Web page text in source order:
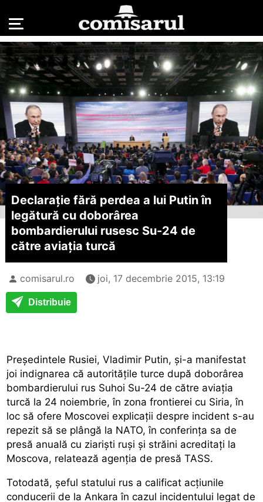
Declarație fără perdea a lui Putin în
legătură cu doborârea
bombardierului rusesc Su-24 de
către aviația turcă
comisarul.ro joi, 17 decembrie 2015, 13:19
Distribuie
Președintele Rusiei, Vladimir Putin, și-a manifestat
joi indignarea că autoritățile turce după doborârea
bombardierului rus Suhoi Su-24 de către aviația
turcă la 24 noiembrie, în zona frontierei cu Siria, în
loc să ofere Moscovei explicații despre incident s-au
repezit să se plângă la NATO, în conferința sa de
presă anuală cu ziariști ruși și străini acreditați la
Moscova, relatează agenția de presă TASS.
Totodată, șeful statului rus a calificat acțiunile
conducerii de la Ankara în cazul incidentului legat de